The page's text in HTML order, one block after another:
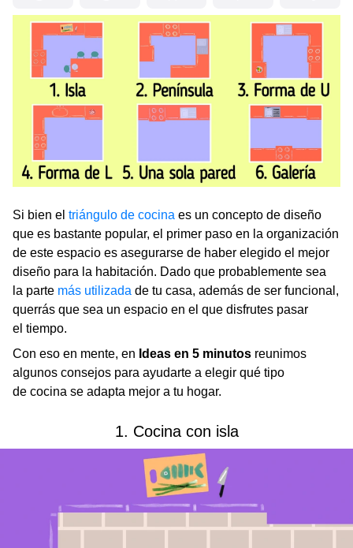
Si bien el triángulo de cocina es un concepto de diseño
que es bastante popular, el primer paso en la organización
de este espacio es asegurarse de haber elegido el mejor
diseño para la habitación. Dado que probablemente sea
la parte más utilizada de tu casa, además de ser funcional,
querrás que sea un espacio en el que disfrutes pasar
el tiempo.
Con eso en mente, en Ideas en 5 minutos reunimos
algunos consejos para ayudarte a elegir qué tipo
de cocina se adapta mejor a tu hogar.
1. Cocina con isla